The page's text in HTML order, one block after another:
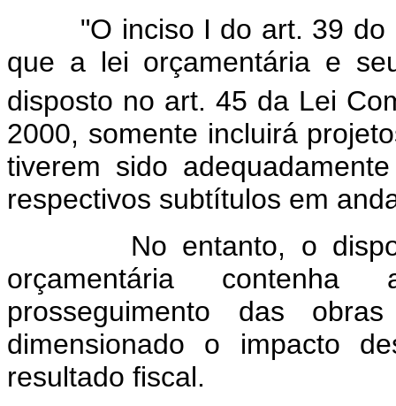
"O inciso I do art. 39 do
que a lei orçamentária e
disposto no art. 45 da Lei
2000, somente incluirá
tiverem sido
respectivos subtítulos em
No entanto, o
orçamentária
prosseguimento das
dimensionado o impacto
resultado fiscal.